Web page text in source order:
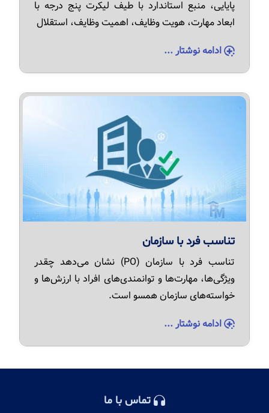
پایایی، منبع استاندارد با طیف لیکرت پنج درجه با
ابعاد مهارت، هویت وظایف، اهمیت وظایف، استقلال
ادامه نوشتار ...
تناسب فرد با سازمان
تناسب فرد با سازمان (PO) نشان می‌دهد چقدر
ویژگی‌ها، مهارت‌ها و توانمندی‌های افراد با ارزش‌ها و
خواسته‌های سازمان همسو است.
ادامه نوشتار ...
تماس با ما